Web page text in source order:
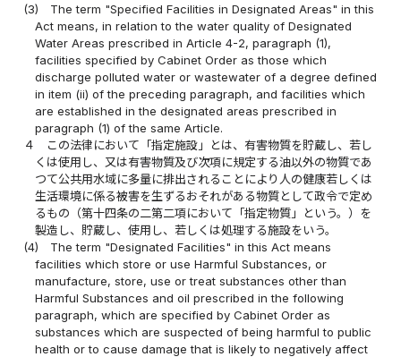
(3)
The term "Specified Facilities in Designated Areas" in this
Act means, in relation to the water quality of Designated
Water Areas prescribed in Article 4-2, paragraph (1),
facilities specified by Cabinet Order as those which
discharge polluted water or wastewater of a degree defined
in item (ii) of the preceding paragraph, and facilities which
are established in the designated areas prescribed in
paragraph (1) of the same Article.
４
この法律において「指定施設」とは、有害物質を貯蔵し、若し
くは使用し、又は有害物質及び次項に規定する油以外の物質であ
つて公共用水域に多量に排出されることにより人の健康若しくは
生活環境に係る被害を生ずるおそれがある物質として政令で定め
るもの（第十四条の二第二項において「指定物質」という。）を
製造し、貯蔵し、使用し、若しくは処理する施設をいう。
(4)
The term "Designated Facilities" in this Act means
facilities which store or use Harmful Substances, or
manufacture, store, use or treat substances other than
Harmful Substances and oil prescribed in the following
paragraph, which are specified by Cabinet Order as
substances which are suspected of being harmful to public
health or to cause damage that is likely to negatively affect